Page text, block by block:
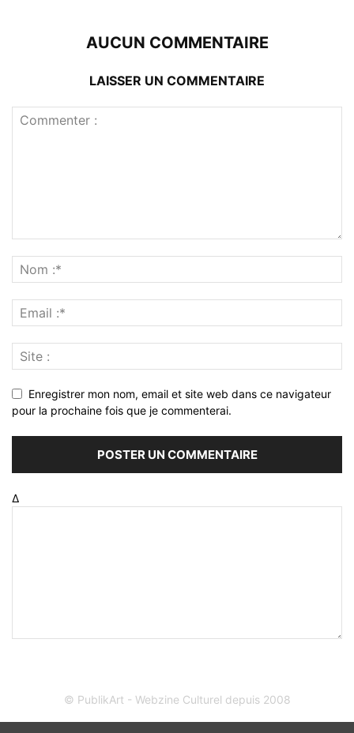
AUCUN COMMENTAIRE
LAISSER UN COMMENTAIRE
Enregistrer mon nom, email et site web dans ce navigateur
pour la prochaine fois que je commenterai.
Δ
© PublikArt - Webzine Culturel depuis 2008